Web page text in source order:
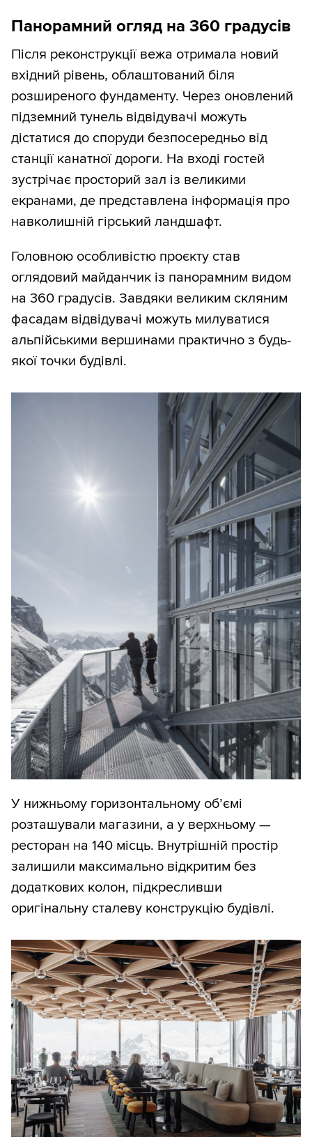
Панорамний огляд на 360 градусів
Після реконструкції вежа отримала новий
вхідний рівень, облаштований біля
розширеного фундаменту. Через оновлений
підземний тунель відвідувачі можуть
дістатися до споруди безпосередньо від
станції канатної дороги. На вході гостей
зустрічає просторий зал із великими
екранами, де представлена інформація про
навколишній гірський ландшафт.
Головною особливістю проєкту став
оглядовий майданчик із панорамним видом
на 360 градусів. Завдяки великим скляним
фасадам відвідувачі можуть милуватися
альпійськими вершинами практично з будь-
якої точки будівлі.
У нижньому горизонтальному об’ємі
розташували магазини, а у верхньому —
ресторан на 140 місць. Внутрішній простір
залишили максимально відкритим без
додаткових колон, підкресливши
оригінальну сталеву конструкцію будівлі.